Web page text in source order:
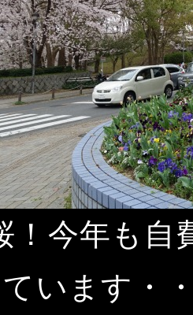
！今年も自
います・